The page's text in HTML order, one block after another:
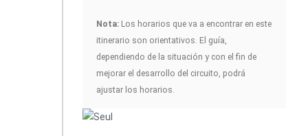
Nota: Los horarios que va a encontrar en este
itinerario son orientativos. El guía,
dependiendo de la situación y con el fin de
mejorar el desarrollo del circuito, podrá
ajustar los horarios.